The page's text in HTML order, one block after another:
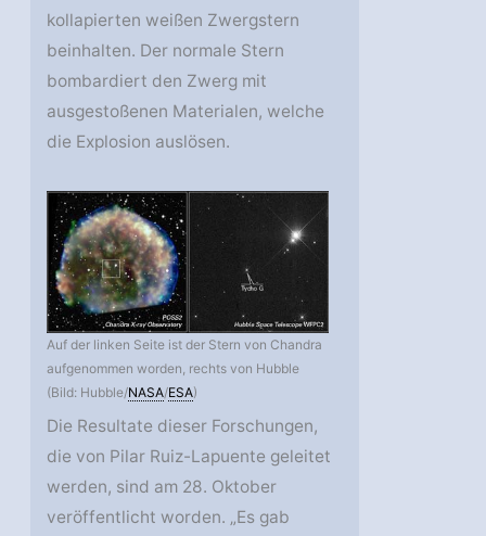
kollapierten weißen Zwergstern
beinhalten. Der normale Stern
bombardiert den Zwerg mit
ausgestoßenen Materialen, welche
die Explosion auslösen.
Auf der linken Seite ist der Stern von Chandra
aufgenommen worden, rechts von Hubble
(Bild: Hubble/NASA/ESA)
Die Resultate dieser Forschungen,
die von Pilar Ruiz-Lapuente geleitet
werden, sind am 28. Oktober
veröffentlicht worden. „Es gab